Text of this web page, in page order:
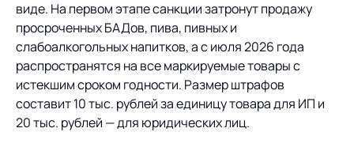
Интегрированное
планирование
Управление
контейнерным
терминалом
Роботизация
Оборудование для склада
AXELOT AI
процессов
Техническое оснащение
Постпроектное
сопровождение
Формирование центров
компетенций
Мероприятия
Архив мероприятий
Проекты
Проекты
Контакты
Контакты
Академия
виде. На первом этапе санкции затронут продажу
просроченных БАДов, пива, пивных и
слабоалкогольных напитков, а с июля 2026 года
распространятся на все маркируемые товары с
истекшим сроком годности. Размер штрафов
составит 10 тыс. рублей за единицу товара для ИП и
20 тыс. рублей — для юридических лиц.